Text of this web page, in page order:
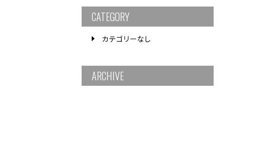
CATEGORY
カテゴリーなし
ARCHIVE